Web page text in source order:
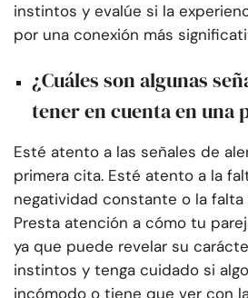
instintos y evalúe si la
por una conexión más
¿Cuáles son algunas
tener en cuenta en una
Esté atento a las señales de
primera cita. Esté atento a la
negatividad constante o la
Presta atención a cómo tu
ya que puede revelar su
instintos y tenga cuidado si
incómodo o tiene que ver con